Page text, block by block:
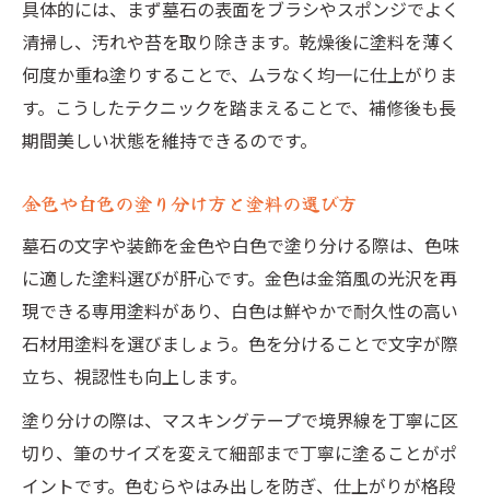
具体的には、まず墓石の表面をブラシやスポンジでよく
清掃し、汚れや苔を取り除きます。乾燥後に塗料を薄く
何度か重ね塗りすることで、ムラなく均一に仕上がりま
す。こうしたテクニックを踏まえることで、補修後も長
期間美しい状態を維持できるのです。
金色や白色の塗り分け方と塗料の選び方
墓石の文字や装飾を金色や白色で塗り分ける際は、色味
に適した塗料選びが肝心です。金色は金箔風の光沢を再
現できる専用塗料があり、白色は鮮やかで耐久性の高い
石材用塗料を選びましょう。色を分けることで文字が際
立ち、視認性も向上します。
塗り分けの際は、マスキングテープで境界線を丁寧に区
切り、筆のサイズを変えて細部まで丁寧に塗ることがポ
イントです。色むらやはみ出しを防ぎ、仕上がりが格段